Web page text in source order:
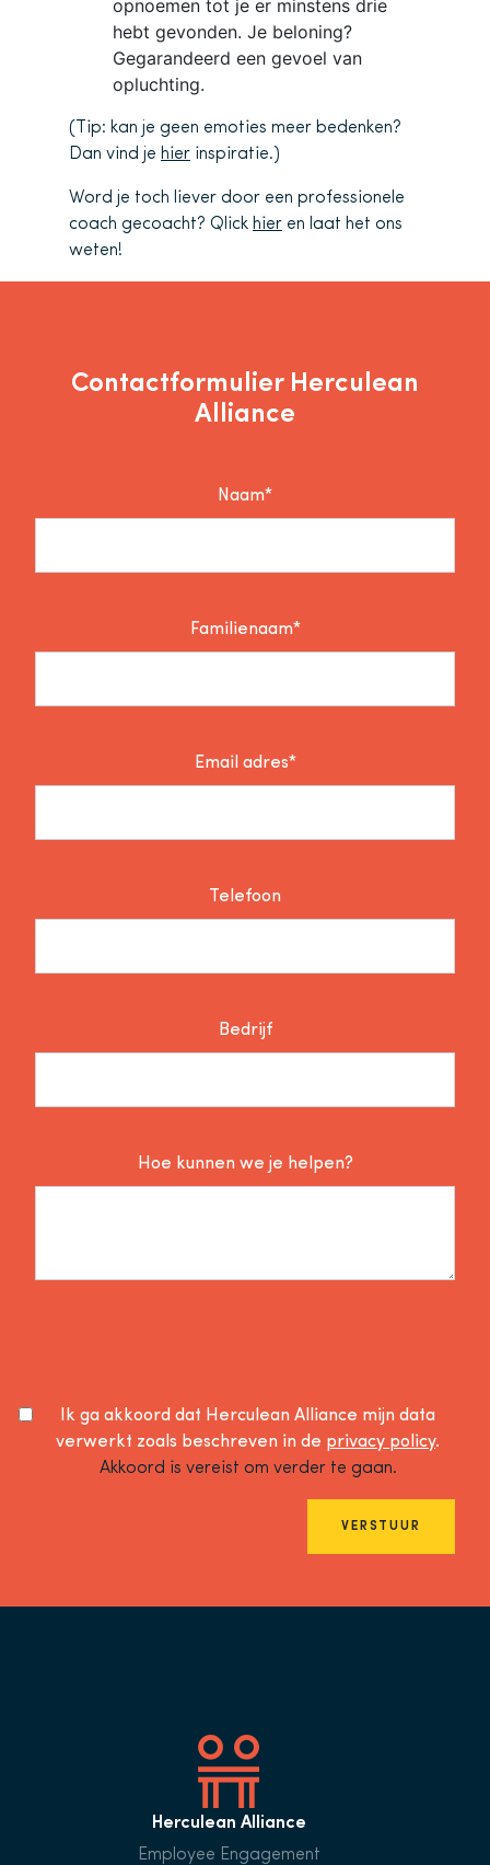
opnoemen tot je er minstens drie
hebt gevonden. Je beloning?
Gegarandeerd een gevoel van
opluchting.
(Tip: kan je geen emoties meer bedenken?
Dan vind je hier inspiratie.)
Word je toch liever door een professionele
coach gecoacht? Qlick hier en laat het ons
weten!
Contactformulier Herculean
Alliance
Naam*
Familienaam*
Email adres*
Telefoon
Bedrijf
Hoe kunnen we je helpen?
Ik ga akkoord dat Herculean Alliance mijn data
verwerkt zoals beschreven in de privacy policy.
Akkoord is vereist om verder te gaan.
VERSTUUR
Herculean Alliance
Employee Engagement